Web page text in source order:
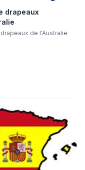
drapeaux
de l'Australie